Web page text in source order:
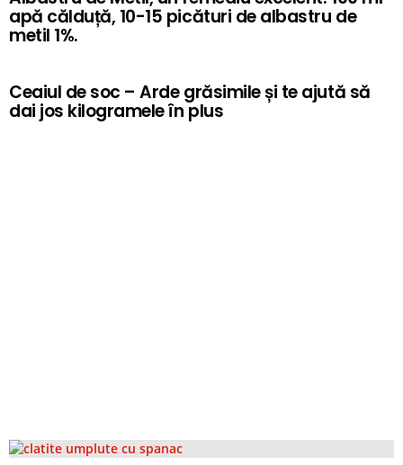
apă călduță, 10-15 picături de albastru de
metil 1%.
Ceaiul de soc – Arde grăsimile și te ajută să
dai jos kilogramele în plus